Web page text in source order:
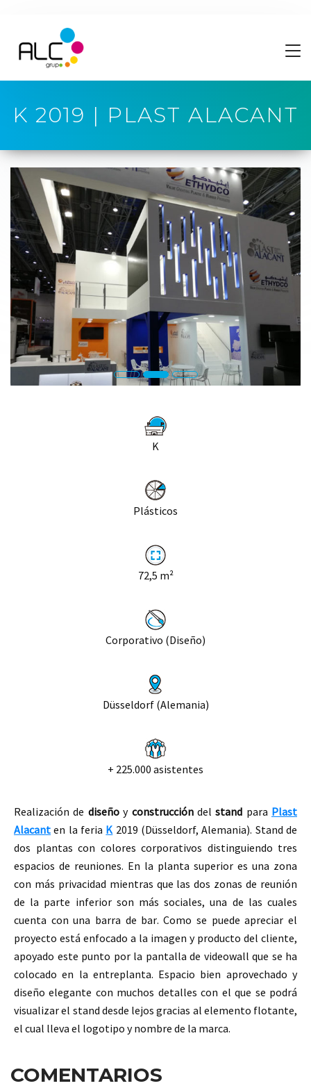
K 2019 | PLAST ALACANT
K
Plásticos
72,5 m²
Corporativo (Diseño)
Düsseldorf (Alemania)
+ 225.000 asistentes
Realización de diseñoy construccióndelstand para Plast
Alacant en la feria K2019 (Düsseldorf, Alemania). Stand de
dos plantas con colores corporativos distinguiendo tres
espacios de reuniones. En la planta superior es una zona
con más privacidad mientras que las dos zonas de reunión
de la parte inferior son más sociales,una de las cuales
cuenta con una barra de bar. Como se puede apreciar el
proyecto está enfocado a la imagen y producto del cliente,
apoyado este punto por la pantalla de videowall que se ha
colocado en la entreplanta. Espacio bien aprovechado y
diseño elegante con muchos detalles con el que se podrá
visualizar el stand desde lejos gracias al elemento flotante,
el cual lleva el logotipo y nombre de la marca.
COMENTARIOS